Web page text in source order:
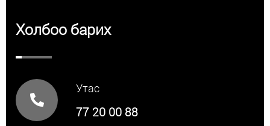
Холбоо барих
Утас
77 20 00 88